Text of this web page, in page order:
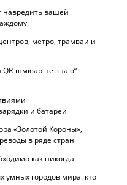
навредить вашей
метро, трамваи и
QR-шмюар не знаю“ -
и батареи
«Золотой Короны»,
в ряде стран
как никогда
умных городов мира: кто